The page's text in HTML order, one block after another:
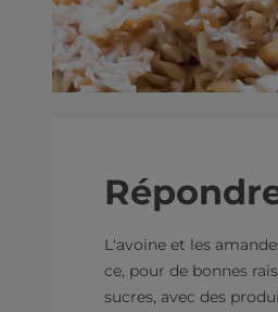
L'avoine et les
ce, pour de bonnes
sucres, avec des